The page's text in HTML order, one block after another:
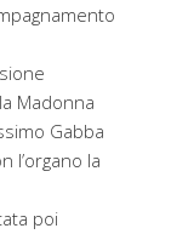
Madonna
Gabba
l’organo la
poi